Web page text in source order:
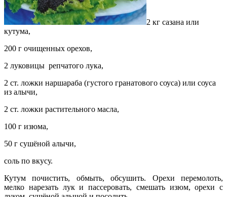
2 кг сазана или
кутума,
200 г очищенных орехов,
2 луковицы репчатого лука,
2 ст. ложки наршараба (густого гранатового соуса) или соуса
из алычи,
2 ст. ложки растительного масла,
100 г изюма,
50 г сушёной алычи,
соль по вкусу.
Кутум почистить, обмыть, обсушить. Орехи перемолоть,
мелко нарезать лук и пассеровать, смешать изюм, орехи с